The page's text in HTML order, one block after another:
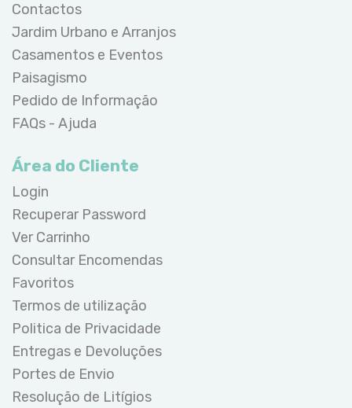
Contactos
Jardim Urbano e Arranjos
Casamentos e Eventos
Paisagismo
Pedido de Informação
FAQs - Ajuda
Área do Cliente
Login
Recuperar Password
Ver Carrinho
Consultar Encomendas
Favoritos
Termos de utilização
Politica de Privacidade
Entregas e Devoluções
Portes de Envio
Resolução de Litígios